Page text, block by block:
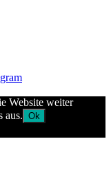
Website weiter
aus. Ok